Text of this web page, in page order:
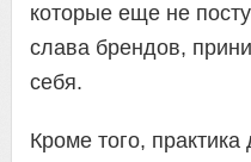
которые еще не
слава брендов,
себя.
Кроме того,